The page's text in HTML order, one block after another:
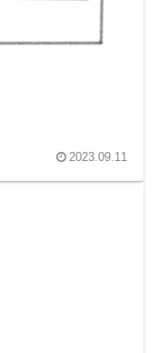
2023.09.11